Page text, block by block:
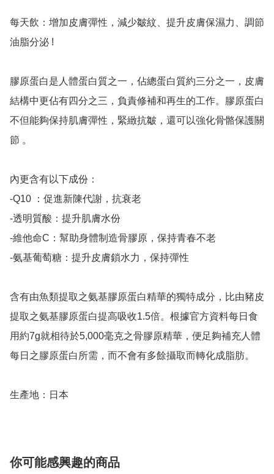
每天飲：增加皮膚彈性，減少皺紋、提升皮膚保濕力、調節
油脂分泌 !
膠原蛋白是人體蛋白質之一，佔總蛋白質約三分之一，皮膚
結構中更佔有四分之三，負責修補和再生的工作。膠原蛋白
不但能夠保持肌膚彈性，緊緻抗皺，還可以強化骨骼保護關
節 。
內更含有以下成份：
-Q10 ：促進新陳代謝，抗衰老
-透明質酸：提升肌膚水份
-維他命C：幫助身體制造骨膠原，保持青春不老
-氨基葡萄糖：提升皮膚鎖水力，保持彈性
含有由魚類提取之氨基膠原蛋白精華的獨特成分，比由豬皮
提取之氨基膠原蛋白提高吸收1.5倍。根據官方資料每日食
用約7g就相待於5,000毫克之骨膠原精華，便足夠補充人體
每日之膠原蛋白所需，而不會有多餘攝取而轉化成脂肪。
生產地：日本
你可能感興趣的商品